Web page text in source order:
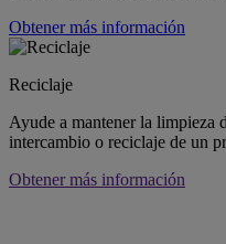
Obtener más información
Reciclaje
Ayude a mantener la limpieza
intercambio o reciclaje de un
Obtener más información